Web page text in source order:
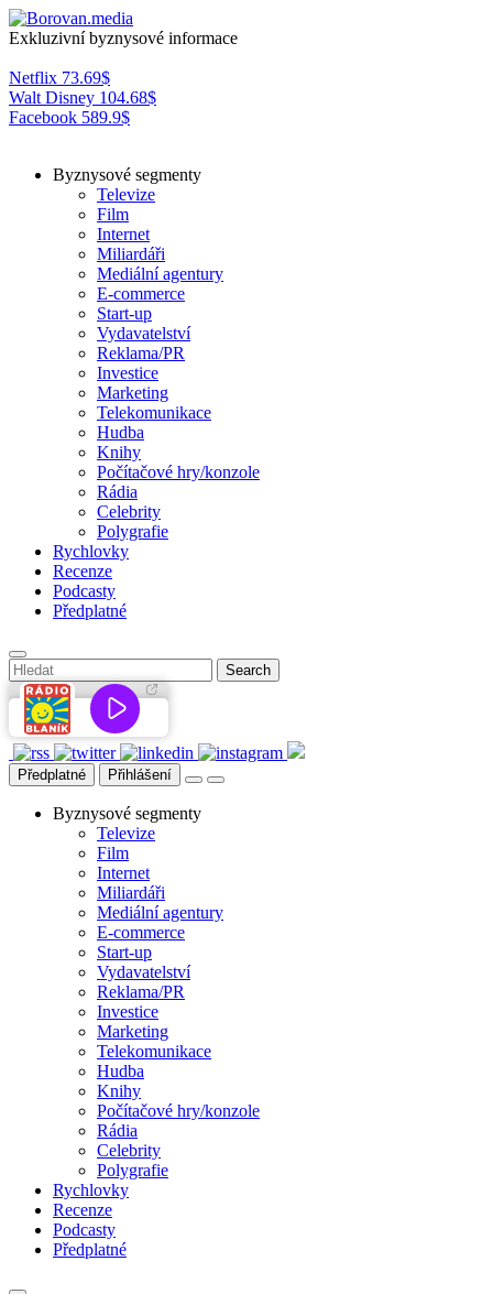
Exkluzivní byznysové informace
Netflix 73.69$
Walt Disney 104.68$
Facebook 589.9$
Byznysové segmenty
Televize
Film
Internet
Miliardáři
Mediální agentury
E-commerce
Start-up
Vydavatelství
Reklama/PR
Investice
Marketing
Telekomunikace
Hudba
Knihy
Počítačové hry/konzole
Rádia
Celebrity
Polygrafie
Rychlovky
Recenze
Podcasty
Předplatné
Předplatné Přihlášení
Byznysové segmenty
Televize
Film
Internet
Miliardáři
Mediální agentury
E-commerce
Start-up
Vydavatelství
Reklama/PR
Investice
Marketing
Telekomunikace
Hudba
Knihy
Počítačové hry/konzole
Rádia
Celebrity
Polygrafie
Rychlovky
Recenze
Podcasty
Předplatné